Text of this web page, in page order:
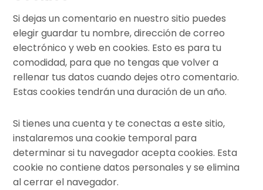
Si dejas un comentario en nuestro sitio puedes
elegir guardar tu nombre, dirección de correo
electrónico y web en cookies. Esto es para tu
comodidad, para que no tengas que volver a
rellenar tus datos cuando dejes otro comentario.
Estas cookies tendrán una duración de un año.
Si tienes una cuenta y te conectas a este sitio,
instalaremos una cookie temporal para
determinar si tu navegador acepta cookies. Esta
cookie no contiene datos personales y se elimina
al cerrar el navegador.